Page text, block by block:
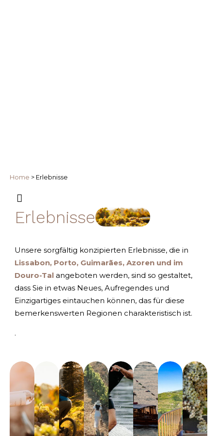
Home > Erlebnisse
Erlebnisse
Unsere sorgfältig konzipierten Erlebnisse, die in
Lissabon, Porto, Guimarães, Azoren und im
Douro-Tal angeboten werden, sind so gestaltet,
dass Sie in etwas Neues, Aufregendes und
Einzigartiges eintauchen können, das für diese
bemerkenswerten Regionen charakteristisch ist.
.